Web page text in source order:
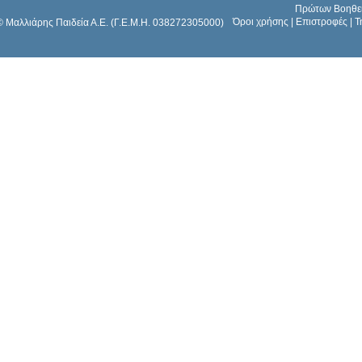
Πρώτων
Μαλλιάρης Παιδεία Α.Ε. (Γ.Ε.Μ.Η. 038272305000)
Όροι χρήσης Επιστροφές